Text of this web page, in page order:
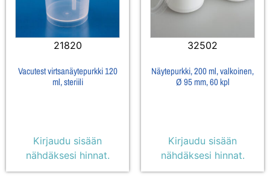
21820
Vacutest virtsanäytepurkki 120
ml, steriili
Kirjaudu sisään
nähdäksesi hinnat.
32502
Näytepurkki, 200 ml, valkoinen,
Ø 95 mm, 60 kpl
Kirjaudu sisään
nähdäksesi hinnat.